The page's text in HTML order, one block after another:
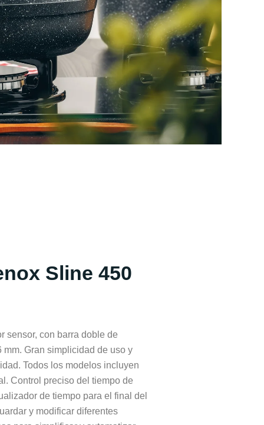
Sline 450
sensor, con barra doble de
Gran simplicidad de uso y
Todos los modelos incluyen
Control preciso del tiempo de
de tiempo para el final del
y modificar diferentes